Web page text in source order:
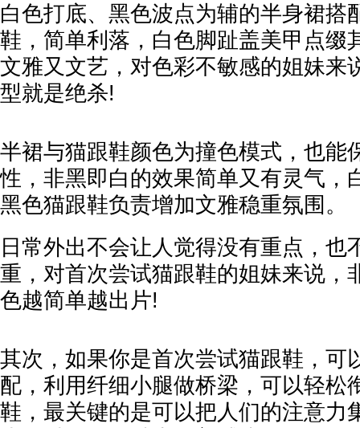
白色打底、黑色波点为辅的半身裙搭
鞋，简单利落，白色脚趾盖美甲点缀
文雅又文艺，对色彩不敏感的姐妹来
型就是绝杀!
半裙与猫跟鞋颜色为撞色模式，也能
性，非黑即白的效果简单又有灵气，
黑色猫跟鞋负责增加文雅稳重氛围。
日常外出不会让人觉得没有重点，也
重，对首次尝试猫跟鞋的姐妹来说，
色越简单越出片!
其次，如果你是首次尝试猫跟鞋，可
配，利用纤细小腿做桥梁，可以轻松
鞋，最关键的是可以把人们的注意力